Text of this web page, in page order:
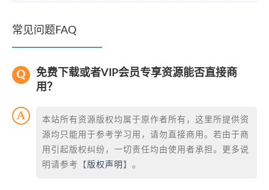
常见问题FAQ
免费下载或者VIP会员专享资源能否直接商
用？
本站所有资源版权均属于原作者所有，这里所提供资
源均只能用于参考学习用，请勿直接商用。若由于商
用引起版权纠纷，一切责任均由使用者承担。更多说
明请参考【 版权声明 】。